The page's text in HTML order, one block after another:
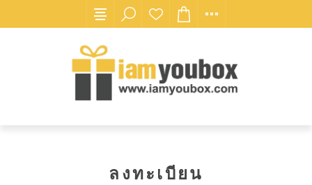
ลงทะเบียน